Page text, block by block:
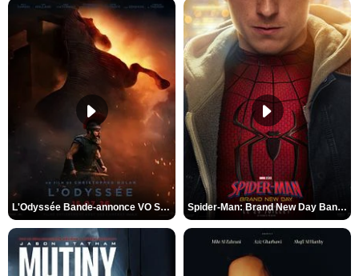
L'Odyssée Bande-annonce VO STFR Spider-Man: Brand New Day Bande-annonce VO STFR